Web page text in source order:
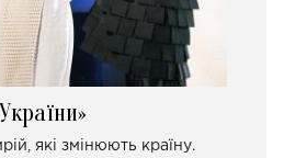
які змінюють країну.